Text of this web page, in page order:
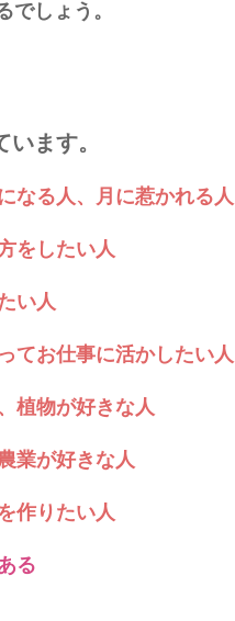
でしょう。
ます。
なる人、月に惹かれる人
をしたい人
い人
てお仕事に活かしたい人
植物が好きな人
業が好きな人
作りたい人
る